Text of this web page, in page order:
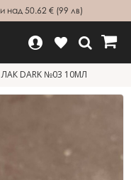
над 50.62 € (99 лв)
ЛАК DARK №03 10МЛ